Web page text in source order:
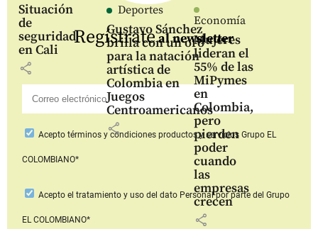
Situación
de
seguridad
en Cali
share
Deportes
Gustavo Sánchez
brilla con un oro
para la natación
artística de
Colombia en
Juegos
Centroamericanos
share
Economía
Mujeres
lideran el
55% de las
MiPymes
en
Colombia,
pero
pierden
poder
cuando
las
empresas
crecen
share
Regístrateal newsletter
Aceptotérminos y condiciones productos y serviciosGrupo EL
COLOMBIANO*
Acepto el tratamiento y uso del dato Personalpor parte del Grupo
EL COLOMBIANO*